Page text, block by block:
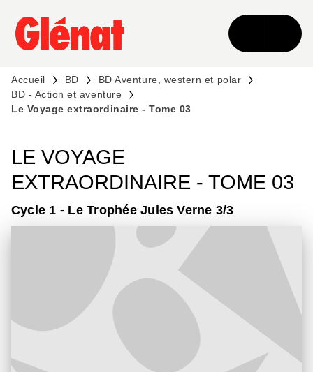
MENU RECHERCHE CONTENU
PIED DE PAGE
Accueil BD
BD Aventure, western et polar
BD - Action et aventure
Le Voyage extraordinaire - Tome 03
LE VOYAGE
EXTRAORDINAIRE - TOME 03
Cycle 1 - Le Trophée Jules Verne 3/3